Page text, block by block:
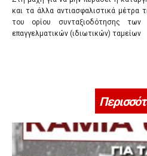
και τα άλλα αντιασφαλιστικά μέτρα
του ορίου συνταξιοδότησης
επαγγελματικών (ιδιωτικών) ταμείων